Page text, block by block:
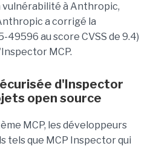
à Anthropic,
a corrigé la
49596 au score CVSS de 9.4)
MCP.
d'Inspector
open source
MCP, les développeurs
tels que MCP Inspector qui